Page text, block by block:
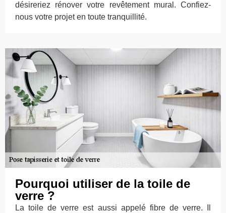
désireriez rénover votre revêtement mural. Confiez-
nous votre projet en toute tranquillité.
Pourquoi utiliser de la toile de
verre ?
La toile de verre est aussi appelé fibre de verre. Il